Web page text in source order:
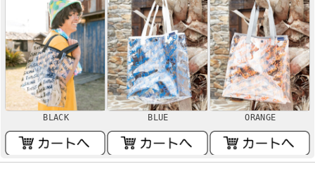
BLACK BLUE ORANGE